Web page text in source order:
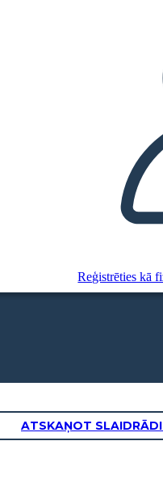
Reģistrēties kā
ATSKAŅOT SLAIDRĀDI